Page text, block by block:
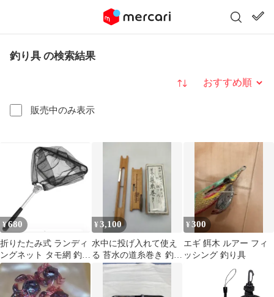
釣り具 の検索結果
販売中のみ表示
並び替え
¥680
折りたたみ式 ランディ
ングネット タモ網 釣り
具 コンパクト 魚網
¥3,100
水中に投げ入れて使え
る 苔水の道糸巻き 釣り
¥300
エギ 餌木 ルアー フィ
ッシング 釣り具